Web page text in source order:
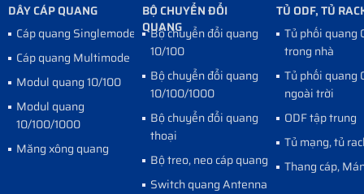
DÂY CÁP QUANG
Cáp quang Singlemode
Cáp quang Multimode
Modul quang 10/100
Modul quang
10/100/1000
Măng xông quang
BỘ CHUYỂN ĐỔI
QUANG
Bộ chuyển đổi quang
10/100
Bộ chuyển đổi quang
10/100/1000
Bộ chuyển đổi quang
thoại
Bộ treo, neo cáp quang
Switch quang Antenna
TỦ ODF, TỦ
Tủ phối quang
trong nhà
Tủ phối quang
ngoài trời
ODF tập trung
Tủ mạng, tủ
Thang cáp,